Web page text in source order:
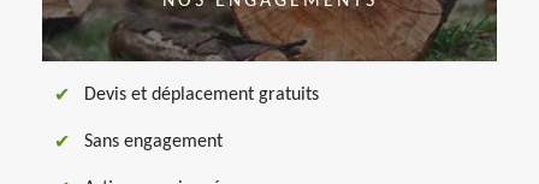
Devis et déplacement gratuits
Sans engagement